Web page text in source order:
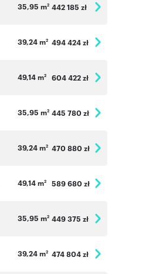
35,95 m2 442 185 zł
39,24 m2 494 424 zł
49,14 m2 604 422 zł
35,95 m2 445 780 zł
39,24 m2 470 880 zł
49,14 m2 589 680 zł
35,95 m2 449 375 zł
39,24 m2 474 804 zł